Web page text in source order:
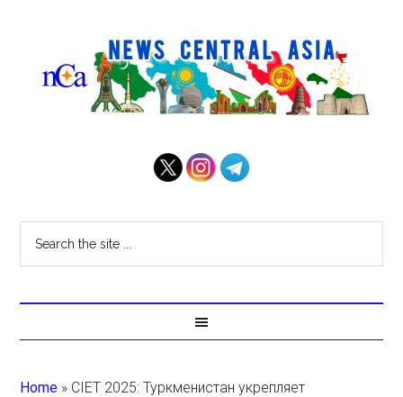
Home » CIET 2025: Туркменистан укрепляет